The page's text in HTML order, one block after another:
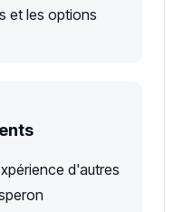
et les options
d'autres